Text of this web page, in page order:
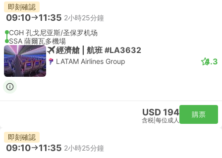
即刻確認
09:10 11:35 2小時25分鐘
CGH 孔戈尼亚斯/圣保罗机场
SSA 薩爾瓦多機場
經濟艙 | 航班 #LA3632
LATAM Airlines Group 4.3
USD 194
含税 每位成人
購票
即刻確認
09:10 11:35 2小時25分鐘